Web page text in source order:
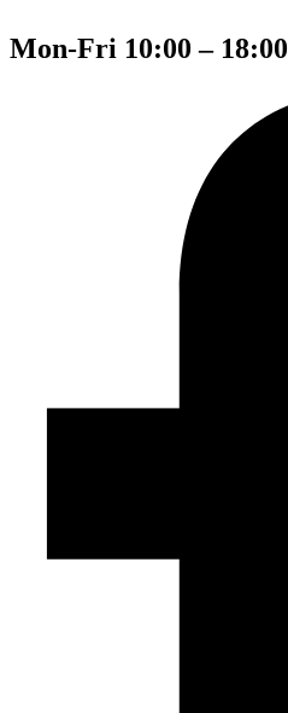
Mon-Fri 10:00 – 18:00